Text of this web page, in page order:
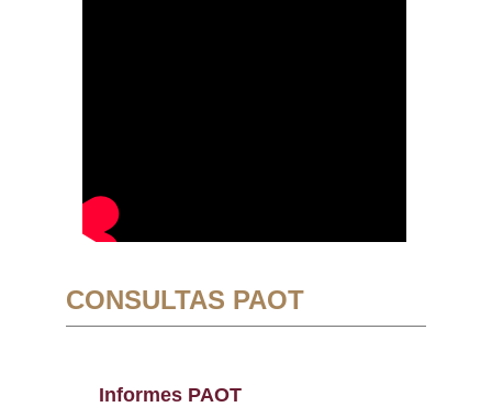
CONSULTAS PAOT
Informes PAOT